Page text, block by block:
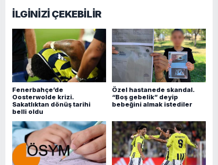
İLGİNİZİ ÇEKEBİLİR
Fenerbahçe’de
Oosterwolde krizi.
Sakatlıktan dönüş tarihi
belli oldu
Özel hastanede skandal.
“Boş gebelik” deyip
bebeğini almak istediler